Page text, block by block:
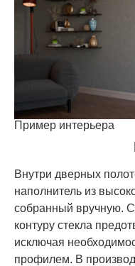
Пример интерьера
Внутри дверных
наполнитель из
собранный вручную.
контуру стекла
исключая
профилем. В